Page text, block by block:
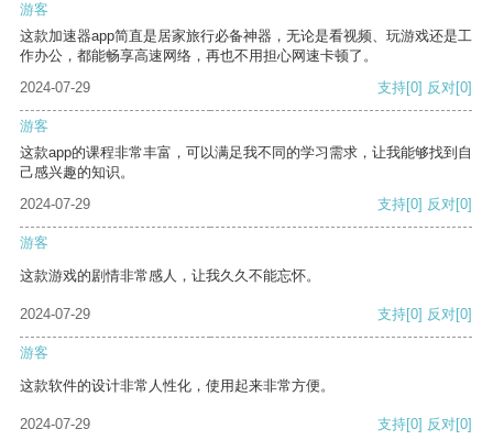
游客
这款加速器app简直是居家旅行必备神器，无论是看视频、玩游戏还是工
作办公，都能畅享高速网络，再也不用担心网速卡顿了。
2024-07-29
支持[0] 反对[0]
游客
这款app的课程非常丰富，可以满足我不同的学习需求，让我能够找到自
己感兴趣的知识。
2024-07-29
支持[0] 反对[0]
游客
这款游戏的剧情非常感人，让我久久不能忘怀。
2024-07-29 支持[0] 反对[0]
游客
这款软件的设计非常人性化，使用起来非常方便。
2024-07-29 支持[0] 反对[0]